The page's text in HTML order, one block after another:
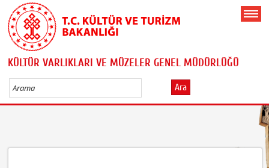
KÜLTÜR VARLIKLARI VE MÜZELER GENEL MÜDÜRLÜĞÜ
Ara